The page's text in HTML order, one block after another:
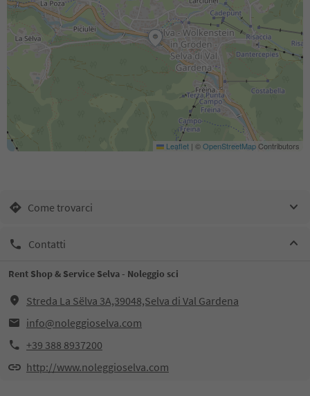
Leaflet | ©OpenStreetMapContributors
Come trovarci
Contatti
Rent Shop & Service Selva - Noleggio sci
Streda La Sëlva 3A,39048,Selva di Val Gardena
info@noleggioselva.com
+39 388 8937200
http://www.noleggioselva.com